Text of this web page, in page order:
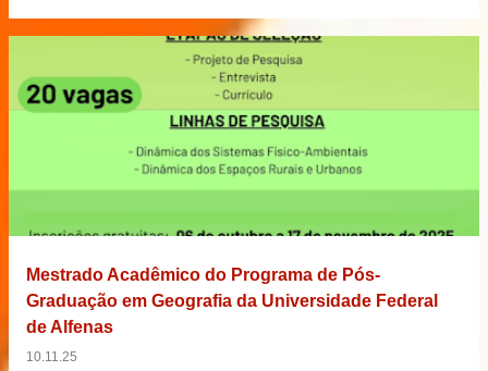
Mestrado Acadêmico do Programa de Pós-
Graduação em Geografia da Universidade Federal
de Alfenas
10.11.25